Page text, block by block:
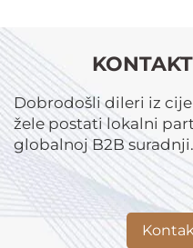
Dobrodošli dileri iz
žele postati lokalni
globalnoj B2B suradnji.